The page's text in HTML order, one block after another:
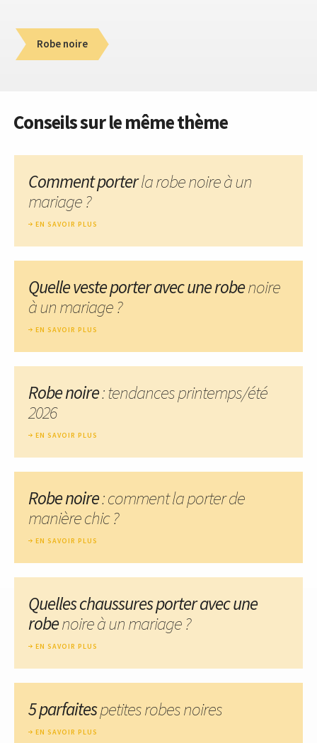
Robe noire
Conseils sur le même thème
Comment porterla robe noire à un
mariage ?
EN SAVOIR PLUS
Quelle veste porter avec une robenoire
à un mariage ?
EN SAVOIR PLUS
Robe noire: tendances printemps/été
2026
EN SAVOIR PLUS
Robe noire: comment la porter de
manière chic ?
EN SAVOIR PLUS
Quelles chaussures porter avec une
robenoire à un mariage ?
EN SAVOIR PLUS
5 parfaitespetites robes noires
EN SAVOIR PLUS